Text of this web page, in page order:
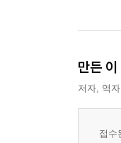
만든
저자, 역
접수